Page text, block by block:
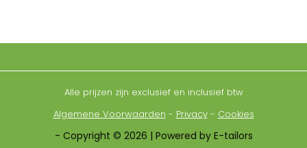
Alle prijzen zijn exclusief en inclusief btw
Algemene Voorwaarden - Privacy- Cookies
- Copyright © 2026 | Powered by E-tailors